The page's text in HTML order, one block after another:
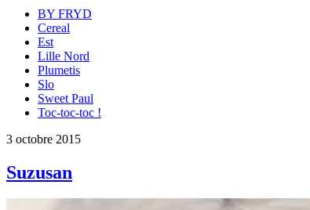
BY FRYD
Cereal
Est
Lille Nord
Plumetis
Slo
Sweet Paul
Toc-toc-toc !
3 octobre 2015
Suzusan